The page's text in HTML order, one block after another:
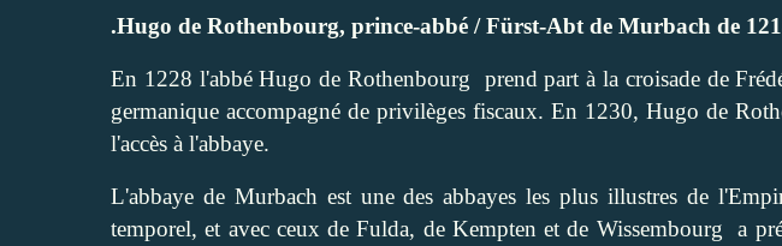
.Hugo de Rothenbourg, prince-abbé / Fürst-Abt de Murbach de
En 1228 l'abbé Hugo de Rothenbourg
prend part à la croisade de
germanique accompagné de privilèges fiscaux. En 1230, Hugo de
l'accès à l'abbaye.
L'abbaye de Murbach est une des abbayes les plus illustres de
temporel, et avec ceux de Fulda, de Kempten et de Wissembourg
a